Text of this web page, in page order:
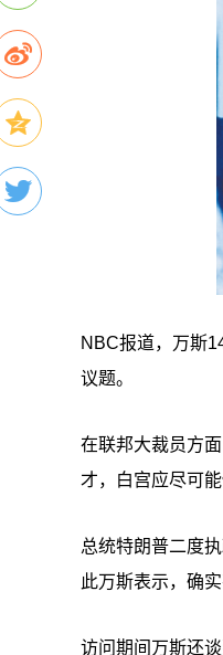
NBC报道，万斯
议题。
在联邦大裁员方
才，白宫应尽可
总统特朗普二度
此万斯表示，确
访问期间万斯还